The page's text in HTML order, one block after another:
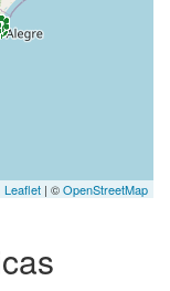
Leaflet | ©OpenStreetMap